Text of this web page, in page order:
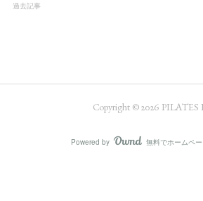
過去記事
Copyright ©2026 PILATES
Powered by AmebaOwnd
無料でホームペ